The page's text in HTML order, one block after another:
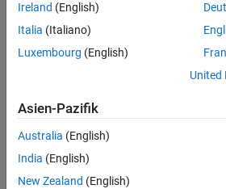
The device driver folder contains the
A source folder, , for the C/C++
, for the
additional libraries.
A template system object for sink
A template system object for
Ireland (English)
Italia (Italiano)
Luxembourg (English)
United
Asien-Pazifik
Australia (English)
India (English)
New Zealand (English)